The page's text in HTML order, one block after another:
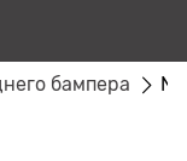
бампера